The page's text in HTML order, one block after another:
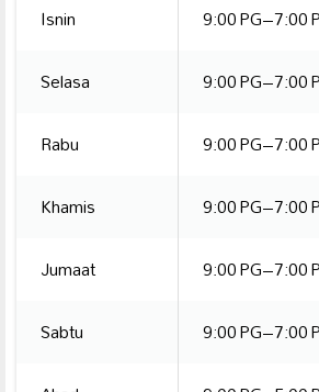
Isnin
9:00 PG–7:00
Selasa
9:00 PG–7:00
Rabu
9:00 PG–7:00
Khamis
9:00 PG–7:00
Jumaat
9:00 PG–7:00
Sabtu
9:00 PG–7:00